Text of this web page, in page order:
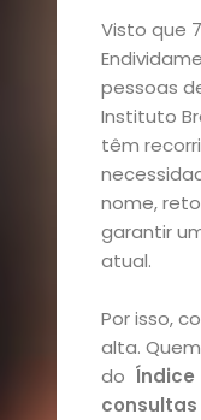
Visto que
pessoas
Instituto
têm
nome,
garantir
atual.
Por isso,
alta.
do Índice